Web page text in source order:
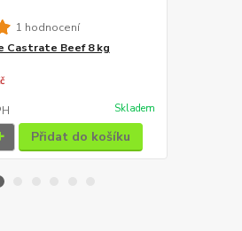
1 hodnocení
Castrate Beef 8 kg
Skladem
Přidat do košíku